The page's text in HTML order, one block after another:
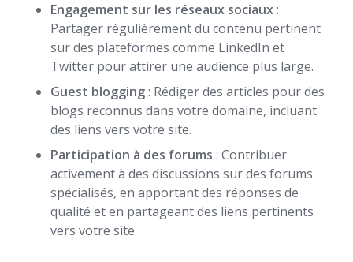
Engagement sur les réseaux sociaux:
Partager régulièrement du contenu pertinent
sur des plateformes comme LinkedIn et
Twitter pour attirer une audience plus large.
Guest blogging: Rédiger des articles pour des
blogs reconnus dans votre domaine, incluant
des liens vers votre site.
Participation à des forums : Contribuer
activement à des discussions sur des forums
spécialisés, en apportant des réponses de
qualité et en partageant des liens pertinents
vers votre site.